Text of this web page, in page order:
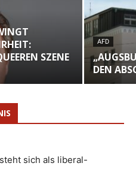
SZENE
AFD
DEN
sich als liberal-